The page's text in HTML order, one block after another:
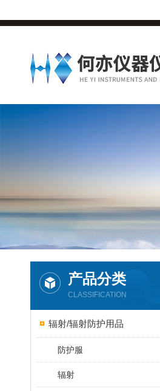
产品分类
CLASSIFICATION
辐射/辐射防护用品
防护服
辐射